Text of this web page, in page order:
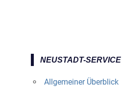
NEUSTADT-SERVICE
Allgemeiner Überblick